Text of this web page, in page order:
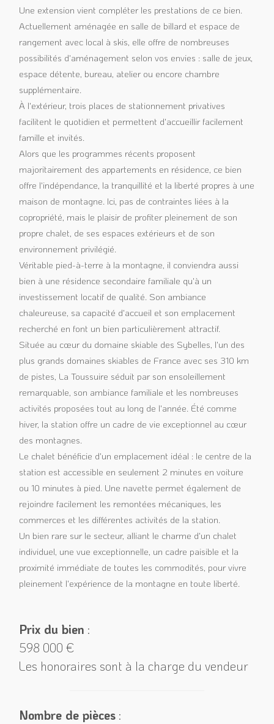
Une extension vient compléter les prestations de ce bien.
Actuellement aménagée en salle de billard et espace de
rangement avec local à skis, elle offre de nombreuses
possibilités d'aménagement selon vos envies : salle de jeux,
espace détente, bureau, atelier ou encore chambre
supplémentaire.
À l'extérieur, trois places de stationnement privatives
facilitent le quotidien et permettent d'accueillir facilement
famille et invités.
Alors que les programmes récents proposent
majoritairement des appartements en résidence, ce bien
offre l'indépendance, la tranquillité et la liberté propres à une
maison de montagne. Ici, pas de contraintes liées à la
copropriété, mais le plaisir de profiter pleinement de son
propre chalet, de ses espaces extérieurs et de son
environnement privilégié.
Véritable pied-à-terre à la montagne, il conviendra aussi
bien à une résidence secondaire familiale qu'à un
investissement locatif de qualité. Son ambiance
chaleureuse, sa capacité d'accueil et son emplacement
recherché en font un bien particulièrement attractif.
Située au cœur du domaine skiable des Sybelles, l'un des
plus grands domaines skiables de France avec ses 310 km
de pistes, La Toussuire séduit par son ensoleillement
remarquable, son ambiance familiale et les nombreuses
activités proposées tout au long de l'année. Été comme
hiver, la station offre un cadre de vie exceptionnel au cœur
des montagnes.
Le chalet bénéficie d'un emplacement idéal : le centre de la
station est accessible en seulement 2 minutes en voiture
ou 10 minutes à pied. Une navette permet également de
rejoindre facilement les remontées mécaniques, les
commerces et les différentes activités de la station.
Un bien rare sur le secteur, alliant le charme d'un chalet
individuel, une vue exceptionnelle, un cadre paisible et la
proximité immédiate de toutes les commodités, pour vivre
pleinement l'expérience de la montagne en toute liberté.
Prix du bien :
598 000 €
Les honoraires sont à la charge du vendeur
Nombre de pièces: